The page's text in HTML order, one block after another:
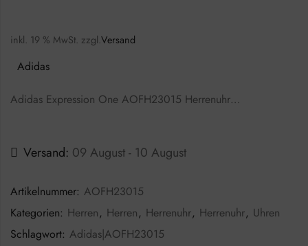
inkl. 19 % MwSt. zzgl.Versand
Adidas
Adidas Expression One AOFH23015 Herrenuhr…
Versand: 09 August - 10 August
Artikelnummer: AOFH23015
Kategorien: Herren, Herren, Herrenuhr, Herrenuhr, Uhren
Schlagwort: Adidas|AOFH23015